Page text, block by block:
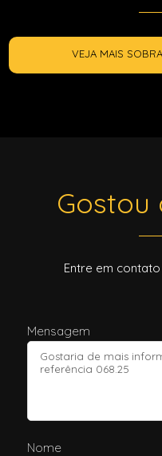
VEJA MAIS
Gostou
Entre em
Mensagem
Nome